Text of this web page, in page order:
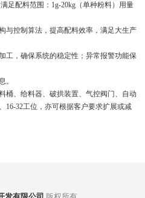
足配料范围：1g-20kg（单种粉料）用量
与控制算法，提高配料效率，满足大生产
工，确保系统的稳定性；异常报警功能保
。
桶、给料器、破拱装置、气控阀门、自动
16-32工位，亦可根据客户要求扩展或减